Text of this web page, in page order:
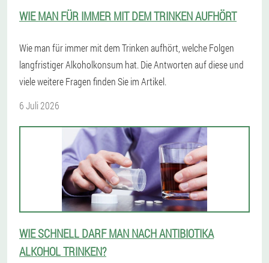
WIE MAN FÜR IMMER MIT DEM TRINKEN AUFHÖRT
Wie man für immer mit dem Trinken aufhört, welche Folgen
langfristiger Alkoholkonsum hat. Die Antworten auf diese und
viele weitere Fragen finden Sie im Artikel.
6 Juli 2026
WIE SCHNELL DARF MAN NACH ANTIBIOTIKA
ALKOHOL TRINKEN?